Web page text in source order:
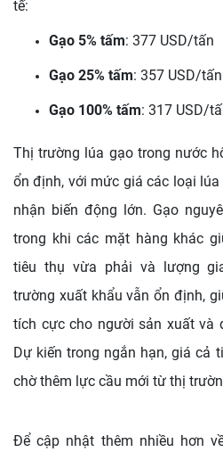
tế:
Gạo 5% tấm: 377 USD/tấn
Gạo 25% tấm: 357 USD/tấn
Gạo 100% tấm: 317 USD/
Thị trường lúa gạo trong nước
ổn định, với mức giá các loại
nhận biến động lớn. Gạo
trong khi các mặt hàng khác
tiêu thụ vừa phải và lượng
trường xuất khẩu vẫn ổn định,
tích cực cho người sản xuất và
Dự kiến trong ngắn hạn, giá cả
chờ thêm lực cầu mới từ thị
Để cập nhật thêm nhiều hơn